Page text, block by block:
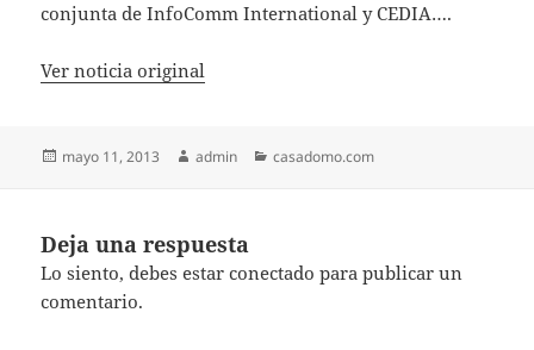
conjunta de InfoComm International y CEDIA….
Ver noticia original
Publicado
mayo 11, 2013 Autor
admin Categorías
casadomo.com
Deja una respuesta
Lo siento, debes estarconectado para publicar un
comentario.